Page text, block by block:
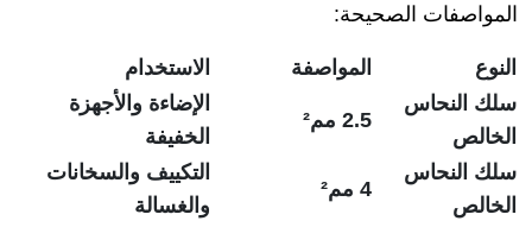
المواصفات الصحيحة:
النوع المواصفة
الاستخدام
سلك النحاس
الخالص
2.5 مم²
الإضاءة والأجهزة
الخفيفة
سلك النحاس
الخالص
4 مم²
التكييف والسخانات
والغسالة